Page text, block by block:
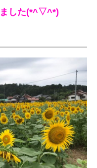
ました(*^▽^*)